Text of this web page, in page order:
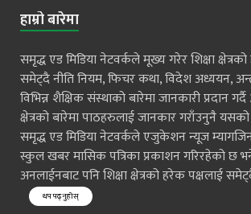
हाम्रो बारेमा
समृद्ध एड मिडिया नेटवर्कले मूख्य गरेर शिक्षा
समेट्दै नीति नियम, फिचर कथा, विदेश अध्ययन,
विभिन्न शैक्षिक संस्थाको बारेमा जानकारी प्रदान
क्षेत्रको बारेमा पाठहरुलाई जानकार गराँउनुनै
समृद्ध एड मिडिया नेटवर्कले एजुकेशन न्यूज म्यागजिन
स्कुल खबर मासिक पत्रिका प्रकाशन गरिरहेको
अनलाईनबाट पनि शिक्षा क्षेत्रको हरेक पक्षलाई
थप पढ्नुहोस्